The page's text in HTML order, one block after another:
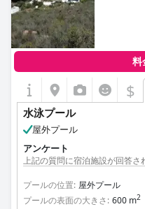
料
$
水泳プール
屋外プール
アンケート
上記の質問に宿泊施設が回答さ
プールの位置: 屋外プール
プールの表面の大きさ: 600 m2